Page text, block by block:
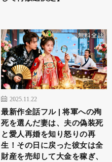
2025.11.22
最新作全話フル | 将軍への殉
死を選んだ妻は、夫の偽装死
と愛人再婚を知り怒りの再
生！その日に戻った彼女は全
財産を売却して大金を稼ぎ、